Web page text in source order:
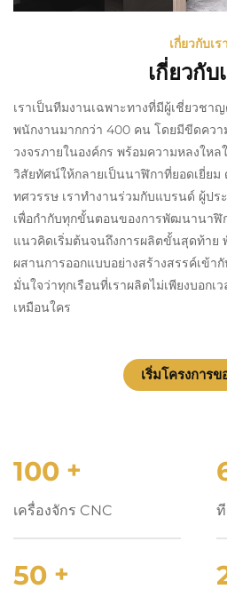
เกี่ยวกับเรา
เกี่ยวกับ
เราเป็นทีมงานเฉพาะทางที่มีผู้เชี่ยวชา
พนักงานมากกว่า 400 คน โดยมีขีดคว
วงจรภายในองค์กร พร้อมความหลงใหล
วิสัยทัศน์ให้กลายเป็นนาฬิกาที่ยอดเยี่ย
ทศวรรษ เราทำงานร่วมกับแบรนด์ ผู้ปร
เพื่อกำกับทุกขั้นตอนของการพัฒนานาฬิ
แนวคิดเริ่มต้นจนถึงการผลิตขั้นสุดท้าย
ผสานการออกแบบอย่างสร้างสรรค์เข้า
มั่นใจว่าทุกเรือนที่เราผลิตไม่เพียงบอกเ
เหมือนใคร
เริ่มโครงการ
100 +
เครื่องจักร CNC
50 +